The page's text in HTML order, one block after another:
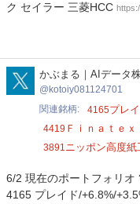
ク セイラー 三菱HCC
kotoiy081124701
かぶまる｜AIデータ
kotoiy081124701
関連銘柄 4165プレ
4419 Ｆｉｎａｔｅｘ
3891ニッポン高度紙
6/2 現在のポートフォリオ
4165 プレイド/+6.8%/